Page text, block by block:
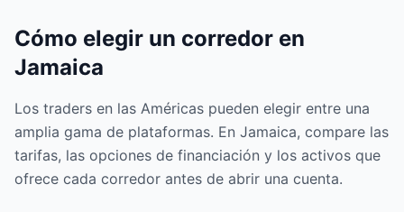
Cómo elegir un corredor en
Jamaica
Los traders en las Américas pueden elegir entre una
amplia gama de plataformas. En Jamaica, compare las
tarifas, las opciones de financiación y los activos que
ofrece cada corredor antes de abrir una cuenta.